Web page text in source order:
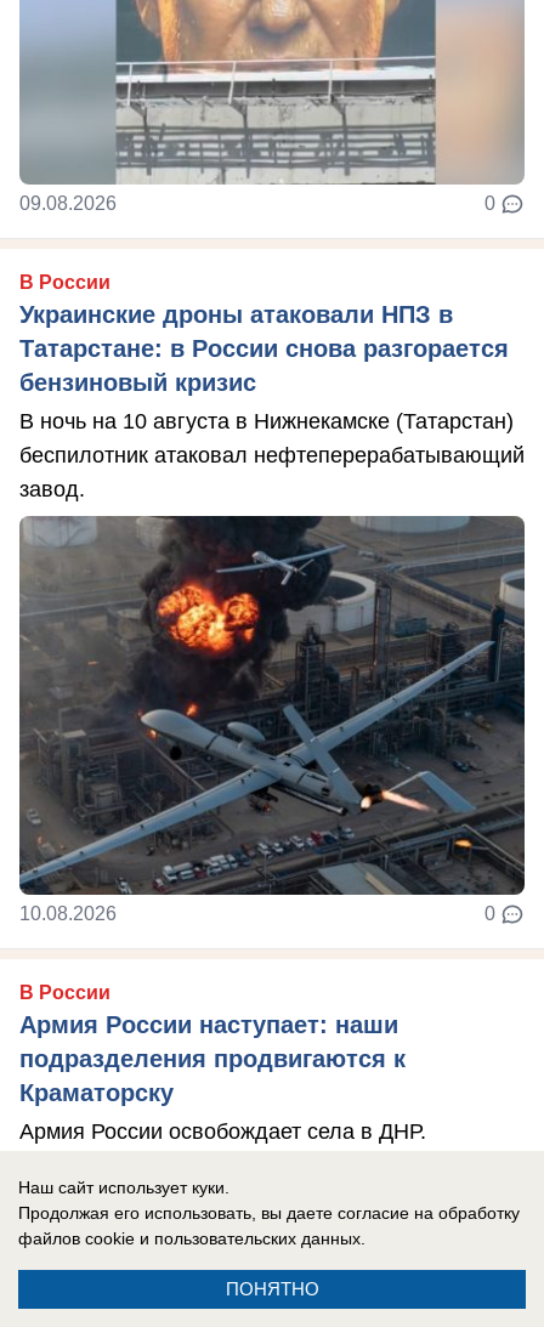
09.08.2026 0
В России
Украинские дроны атаковали НПЗ в
Татарстане: в России снова разгорается
бензиновый кризис
В ночь на 10 августа в Нижнекамске (Татарстан)
беспилотник атаковал нефтеперерабатывающий
завод.
10.08.2026 0
В России
Армия России наступает: наши
подразделения продвигаются к
Краматорску
Армия России освобождает села в ДНР.
Наш сайт использует куки.
Продолжая его использовать, вы даете согласие на обработку
файлов cookie и пользовательских данных.
ПОНЯТНО